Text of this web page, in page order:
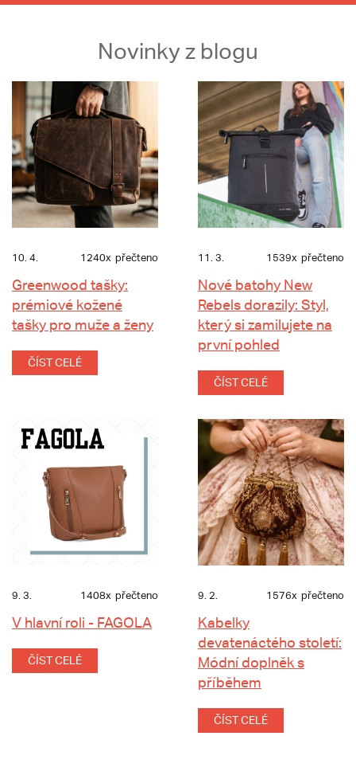
Novinky z blogu
10. 4. 1240x přečteno
Greenwood tašky:
prémiové kožené
tašky pro muže a ženy
ČÍST CELÉ
11. 3. 1539x přečteno
Nové batohy New
Rebels dorazily: Styl,
který si zamilujete na
první pohled
ČÍST CELÉ
9. 3. 1408x přečteno
V hlavní roli - FAGOLA
ČÍST CELÉ
9. 2. 1576x přečteno
Kabelky
devatenáctého století:
Módní doplněk s
příběhem
ČÍST CELÉ